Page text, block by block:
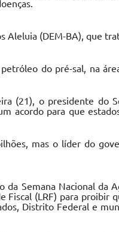
(DEM-BA), que
do pré-sal, na
(21), o presidente do
acordo para que
mas o líder do
Semana Nacional da
Fiscal (LRF) para proibir
Distrito Federal e